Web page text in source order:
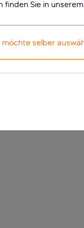
finden Sie in unserem
möchte selber